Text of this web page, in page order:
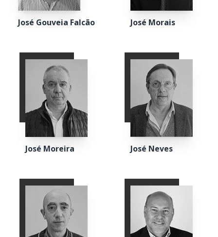
José Gouveia Falcão José Morais
José Moreira José Neves